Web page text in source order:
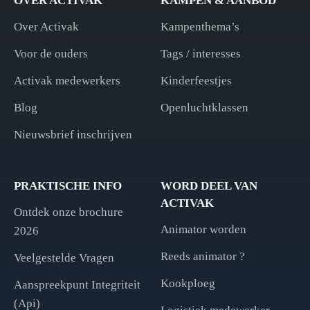
Over Activak
Voor de ouders
Activak medewerkers
Blog
Nieuwsbrief inschrijven
Kampenthema’s
Tags / interesses
Kinderfeestjes
Openluchtklassen
PRAKTISCHE INFO
Ontdek onze brochure
2026
Veelgestelde Vragen
Aanspreekpunt Integriteit
(Api)
WORD DEEL VAN
ACTIVAK
Animator worden
Reeds animator ?
Kookploeg